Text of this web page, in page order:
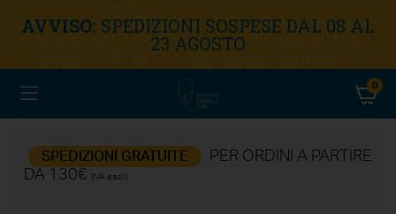
AVVISO: SPEDIZIONI SOSPESE DAL 08 AL
23 AGOSTO
0
SPEDIZIONI GRATUITE
PER ORDINI A PARTIRE
DA 130€
(IVA escl.)